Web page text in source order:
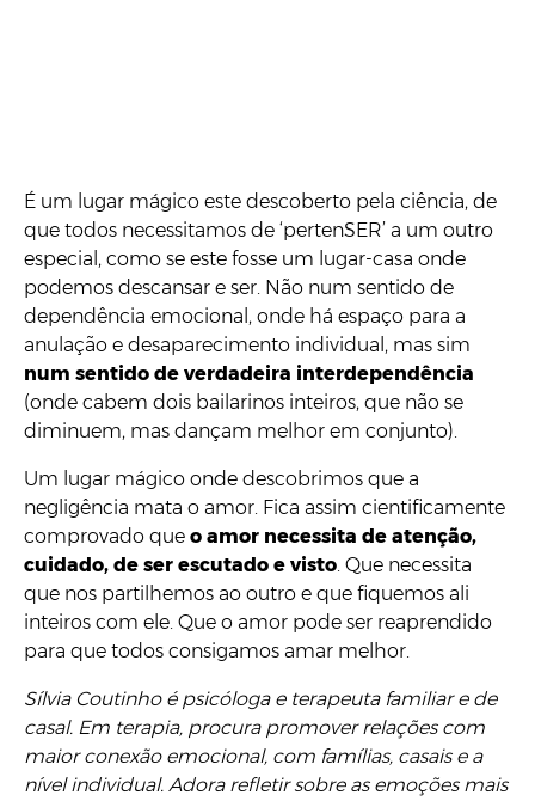
É um lugar mágico este descoberto pela ciência, de
que todos necessitamos de ‘pertenSER’ a um outro
especial, como se este fosse um lugar-casa onde
podemos descansar e ser. Não num sentido de
dependência emocional, onde há espaço para a
anulação e desaparecimento individual, mas sim
num sentido de verdadeira interdependência
(onde cabem dois bailarinos inteiros, que não se
diminuem, mas dançam melhor em conjunto).
Um lugar mágico onde descobrimos que a
negligência mata o amor. Fica assim cientificamente
comprovado que o amor necessita de atenção,
cuidado, de ser escutado e visto. Que necessita
que nos partilhemos ao outro e que fiquemos ali
inteiros com ele. Que o amor pode ser reaprendido
para que todos consigamos amar melhor.
Sílvia Coutinho é psicóloga e terapeuta familiar e de
casal. Em terapia, procura promover relações com
maior conexão emocional, com famílias, casais e a
nível individual. Adora refletir sobre as emoções mais